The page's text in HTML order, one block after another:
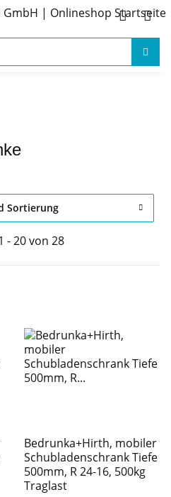
Sortierung
- 20 von 28
Bedrunka+Hirth, mobiler
Schubladenschrank Tiefe
500mm, R 24-16, 500kg
Traglast